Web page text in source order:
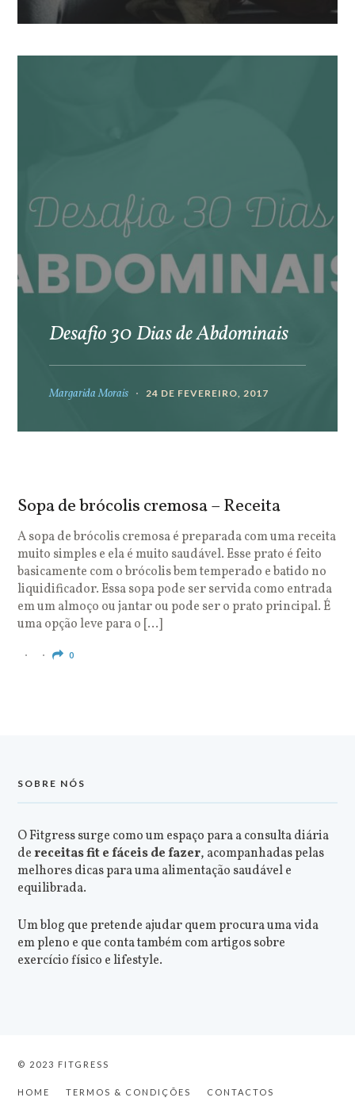
Desafio 30 Dias de Abdominais
Margarida Morais 24 DE FEVEREIRO, 2017
Sopa de brócolis cremosa – Receita
A sopa de brócolis cremosa é preparada com uma receita
muito simples e ela é muito saudável. Esse prato é feito
basicamente com o brócolis bem temperado e batido no
liquidificador. Essa sopa pode ser servida como entrada
em um almoço ou jantar ou pode ser o prato principal. É
uma opção leve para o […]
0
SOBRE NÓS
O Fitgress surge como um espaço para a consulta diária
dereceitas fit e fáceis de fazer, acompanhadas pelas
melhores dicas para uma alimentação saudável e
equilibrada.
Um blog que pretende ajudar quem procura uma vida
em pleno e que conta também com artigos sobre
exercício físico e lifestyle.
© 2023 FITGRESS
HOME TERMOS & CONDIÇÕES CONTACTOS